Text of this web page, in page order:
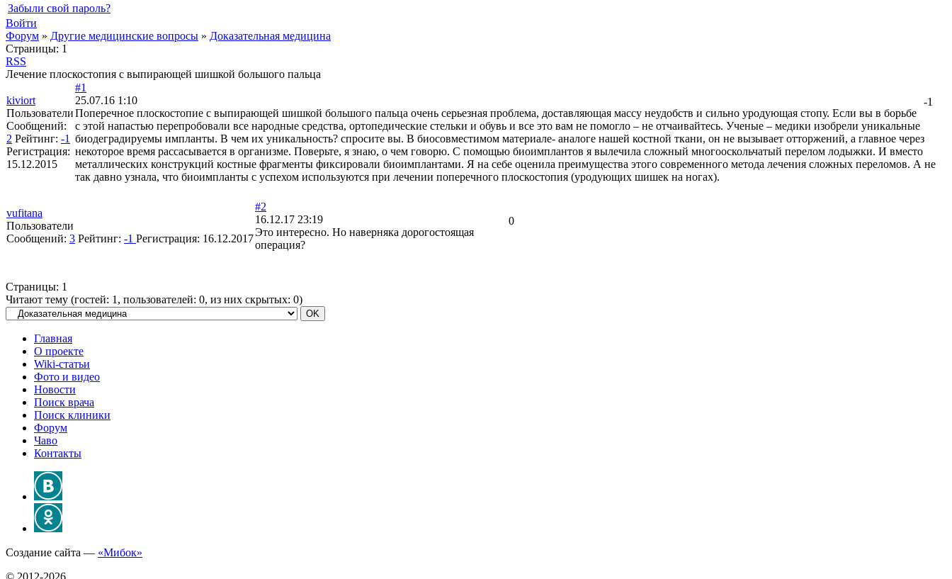
Забыли свой пароль?
Войти
Форум » Другие медицинские вопросы » Доказательная медицина
Страницы: 1
RSS
Лечение плоскостопия с выпирающей шишкой большого пальца
kiviort
Пользователи
Сообщений:
2 Рейтинг: -1
Регистрация:
15.12.2015
#1
-1
25.07.16 1:10
Поперечное плоскостопие с выпирающей шишкой большого пальца очень серьезная проблема, доставляющая массу неудобств и сильно уродующая стопу. Если вы в борьбе
с этой напастью перепробовали все народные средства, ортопедические стельки и обувь и все это вам не помогло – не отчаивайтесь. Ученые – медики изобрели уникальные
биодеградируемы импланты. В чем их уникальность? спросите вы. В биосовместимом материале- аналоге нашей костной ткани, он не вызывает отторжений, а главное через
некоторое время рассасывается в организме. Поверьте, я знаю, о чем говорю. С помощью биоимплантов я вылечила сложный многооскольчатый перелом лодыжки. И вместо
металлических конструкций костные фрагменты фиксировали биоимплантами. Я на себе оценила преимущества этого современного метода лечения сложных переломов. А не
так давно узнала, что биоимпланты с успехом используются при лечении поперечного плоскостопия (уродующих шишек на ногах).
vufitana
Пользователи
Сообщений: 3 Рейтинг: -1 Регистрация: 16.12.2017
#2
0
16.12.17 23:19
Это интересно. Но наверняка дорогостоящая
операция?
Страницы: 1
Читают тему (гостей: 1 , пользователей: 0, из них скрытых: 0)
Главная
О проекте
Wiki-статьи
Фото и видео
Новости
Поиск врача
Поиск клиники
Форум
Чаво
Контакты
Создание сайта — «Мибок»
© 2012-2026